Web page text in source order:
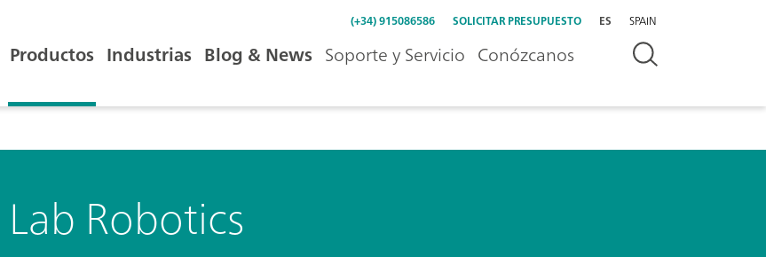
(+34) 915086586 SOLICITAR PRESUPUESTO ES SPAIN
Productos Industrias Blog & News Soporte y Servicio Conózcanos
Robotics